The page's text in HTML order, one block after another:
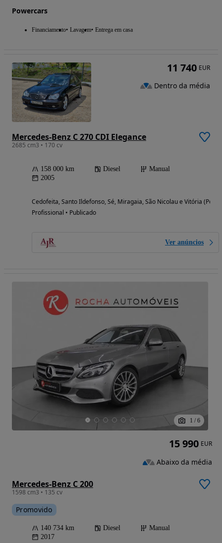
Powercars
Financiamento Lavagem Entrega em casa
Mercedes-Benz C 270 CDI Elegance
2685 cm3 • 170 cv
158 000 km Diesel
Manual
2005
Cedofeita, Santo Ildefonso, Sé, Miragaia, São Nicolau e Vitória (Porto)
Profissional • Publicado
Ver anúncios
11 740 EUR
Dentro da média
1 / 6
Mercedes-Benz C 200
1598 cm3 • 135 cv
Promovido
140 734 km Diesel
Manual
2017
15 990 EUR
Abaixo da média